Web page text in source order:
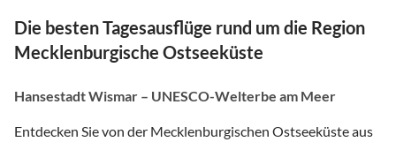
Die besten Tagesausflüge rund um die Region
Mecklenburgische Ostseeküste
Hansestadt Wismar – UNESCO-Welterbe am Meer
Entdecken Sie von der Mecklenburgischen Ostseeküste aus